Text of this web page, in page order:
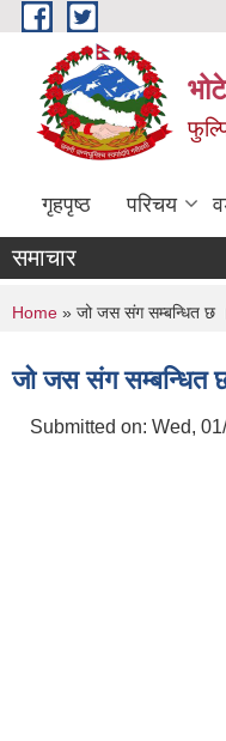
Skip to main content
गृहपृष्ठ परिचय
समाचार
You are here
Home » जो जस संग सम्बन्धित छ
जो जस संग सम्बन्धित
Submitted on: Wed,